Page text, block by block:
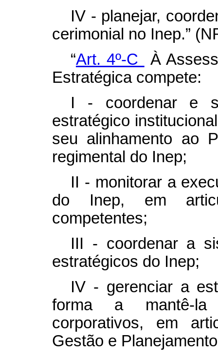
IV - planejar,
cerimonial no Inep.”
“Art. 4º-C
À
Estratégica compete:
I - coordenar e
estratégico
seu alinhamento ao
regimental do Inep;
II - monitorar a
do Inep, em
competentes;
III - coordenar a
estratégicos do Inep;
IV - gerenciar a
forma a mantê-la
corporativos, em
Gestão e